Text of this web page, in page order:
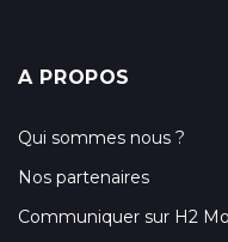
A PROPOS
Qui sommes nous ?
Nos partenaires
Communiquer sur H2